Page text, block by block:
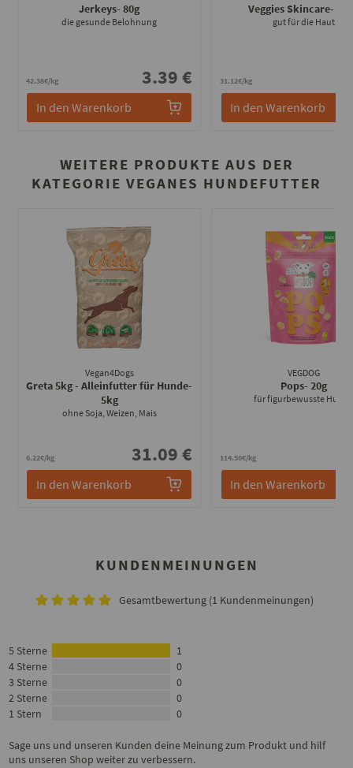
Jerkeys- 80g
die gesunde Belohnung
42.38€/kg 3.39 €
In den Warenkorb
Veggies Skincare-
gut für die Haut
31.12€/kg
In den Warenkorb
WEITERE PRODUKTE AUS DER
KATEGORIE VEGANES HUNDEFUTTER
Vegan4Dogs
Greta 5kg - Alleinfutter für Hunde-
5kg
ohne Soja, Weizen, Mais
6.22€/kg 31.09 €
In den Warenkorb
VEGDOG
Pops- 20g
für figurbewusste Hunde
114.50€/kg
In den Warenkorb
KUNDENMEINUNGEN
Gesamtbewertung (1 Kundenmeinungen)
5 Sterne
1
4 Sterne
0
3 Sterne
0
2 Sterne
0
1 Stern
0
Sage uns und unseren Kunden deine Meinung zum Produkt und hilf
uns unseren Shop weiter zu verbessern.